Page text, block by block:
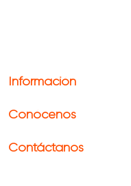
Información
Conócenos
Contáctanos